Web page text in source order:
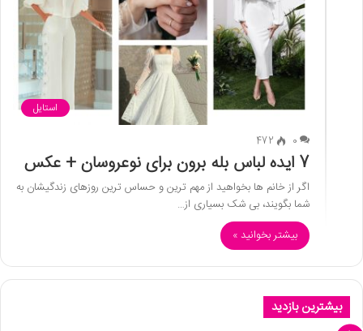
استایل
0
472
7 ایده لباس بله برون برای نوعروسان + عکس
اگر از خانم ها بخواهید از مهم ترین و حساس ترین روزهای زندگیشان به
شما بگویند، بی شک بسیاری از…
بیشتر بخوانید »
بیشترین بازدید